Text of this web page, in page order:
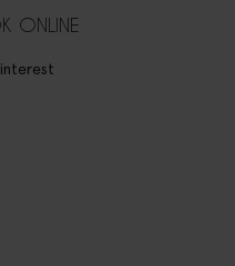
ONLINE